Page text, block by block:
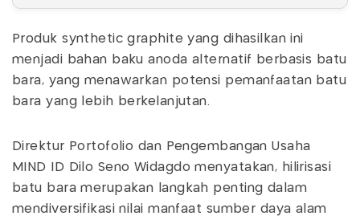
Produk synthetic graphite yang dihasilkan ini
menjadi bahan baku anoda alternatif berbasis batu
bara, yang menawarkan potensi pemanfaatan batu
bara yang lebih berkelanjutan.
Direktur Portofolio dan Pengembangan Usaha
MIND ID Dilo Seno Widagdo menyatakan, hilirisasi
batu bara merupakan langkah penting dalam
mendiversifikasi nilai manfaat sumber daya alam